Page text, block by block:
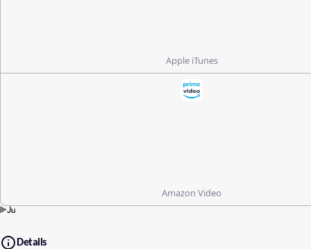
Apple iTunes
Amazon Video
Details